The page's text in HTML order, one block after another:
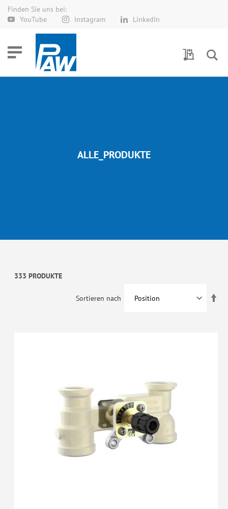
Finden Sie uns bei:
YouTube
Instagram LinkedIn
Direkt
Meine
ALLE_PRODUKTE
333 PRODUKTE
Sortieren nach